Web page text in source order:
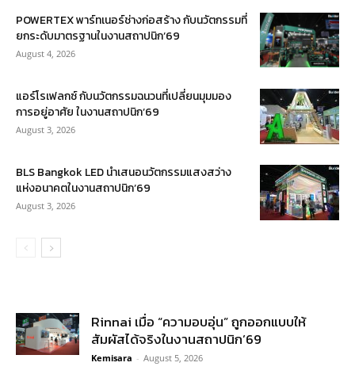
POWERTEX พาร์ทเนอร์ช่างก่อสร้าง กับนวัตกรรมที่
ยกระดับมาตรฐานในงานสถาปนิก’69
August 4, 2026
แอร์โรเฟลกซ์ กับนวัตกรรมฉนวนที่เปลี่ยนมุมมอง
การอยู่อาศัย ในงานสถาปนิก’69
August 3, 2026
BLS Bangkok LED นำเสนอนวัตกรรมแสงสว่าง
แห่งอนาคตในงานสถาปนิก’69
August 3, 2026
Rinnai เมื่อ “ความอบอุ่น” ถูกออกแบบให้
สัมผัสได้จริงในงานสถาปนิก’69
Kemisara - August 5, 2026